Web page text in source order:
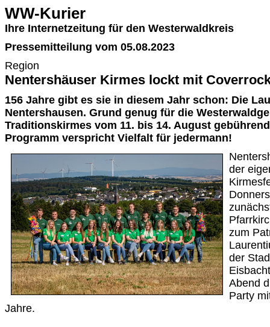
WW-Kurier
Ihre Internetzeitung für den Westerwaldkreis
Pressemitteilung vom 05.08.2023
Region
Nentershäuser Kirmes lockt mit
156 Jahre gibt es sie in diesem Jahr schon: Die
Nentershausen. Grund genug für die
Traditionskirmes vom 11. bis 14. August
Programm verspricht Vielfalt für jedermann!
der
zum
der
Abend
Party
Jahre.